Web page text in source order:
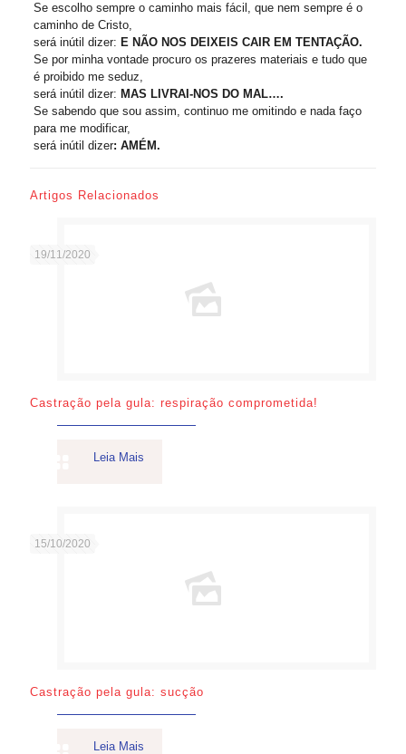
Se escolho sempre o caminho mais fácil, que nem sempre é o
caminho de Cristo,
será inútil dizer: E NÃO NOS DEIXEIS CAIR EM TENTAÇÃO.
Se por minha vontade procuro os prazeres materiais e tudo que
é proibido me seduz,
será inútil dizer: MAS LIVRAI-NOS DO MAL….
Se sabendo que sou assim, continuo me omitindo e nada faço
para me modificar,
será inútil dizer: AMÉM.
Artigos Relacionados
19/11/2020
Castração pela gula: respiração comprometida!
Leia Mais
15/10/2020
Castração pela gula: sucção
Leia Mais